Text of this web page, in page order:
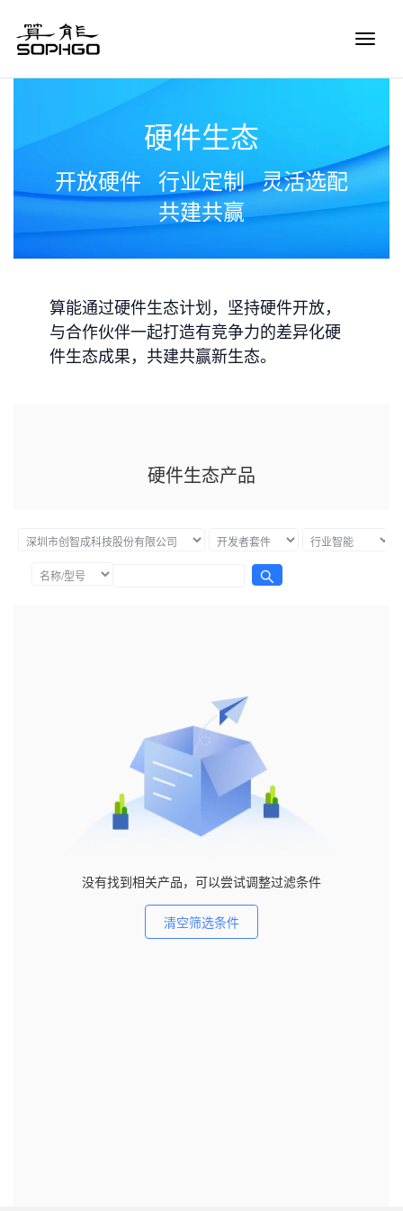
Toggle
硬件生态
开放硬件 行业定制 灵活选配
共建共赢
算能通过硬件生态计划，坚持硬件开放，
与合作伙伴一起打造有竞争力的差异化硬
件生态成果，共建共赢新生态。
硬件生态产品
没有找到相关产品，可以尝试调整过滤条件
清空筛选条件